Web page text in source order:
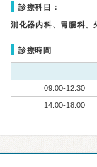
診療科目：
消化器内科、胃腸科、
診療時間
09:00-12:30
14:00-18:00